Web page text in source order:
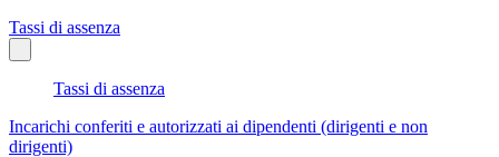
Tassi di assenza
Tassi di assenza
Incarichi conferiti e autorizzati ai dipendenti (dirigenti e non
dirigenti)